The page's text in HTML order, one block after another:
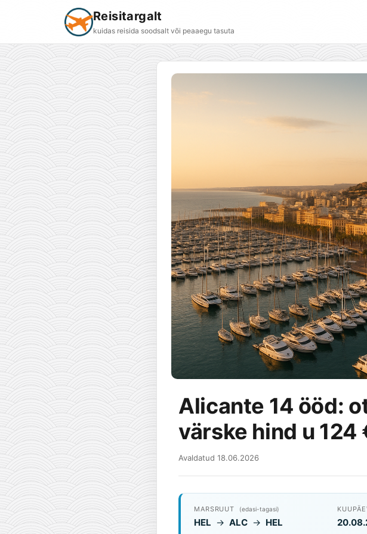
Reisitargalt
kuidas reisida soodsalt või peaaegu tasuta
Alicante 14 ööd:
värske hind u 124
Avaldatud 18.06.2026
MARSRUUT (edasi-tagasi)
HEL → ALC → HEL